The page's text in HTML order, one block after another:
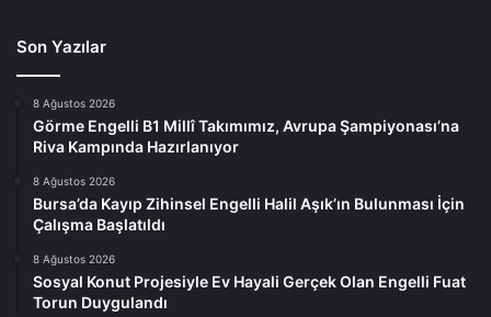
Son Yazılar
8 Ağustos 2026
Görme Engelli B1 Millî Takımımız, Avrupa Şampiyonası’na
Riva Kampında Hazırlanıyor
8 Ağustos 2026
Bursa’da Kayıp Zihinsel Engelli Halil Aşık’ın Bulunması İçin
Çalışma Başlatıldı
8 Ağustos 2026
Sosyal Konut Projesiyle Ev Hayali Gerçek Olan Engelli Fuat
Torun Duygulandı